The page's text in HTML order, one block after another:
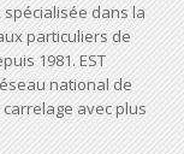
dans la
particuliers de
1981. EST
national de
avec plus